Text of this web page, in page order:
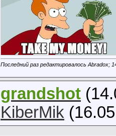
Последний раз редактировалось Abradox;
grandshot
KiberMik